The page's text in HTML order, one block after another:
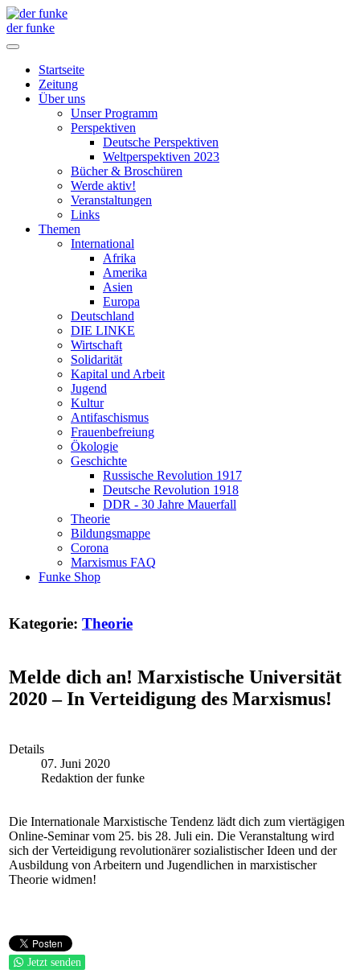
der funke
Startseite
Zeitung
Über uns
Unser Programm
Perspektiven
Deutsche Perspektiven
Weltperspektiven 2023
Bücher & Broschüren
Werde aktiv!
Veranstaltungen
Links
Themen
International
Afrika
Amerika
Asien
Europa
Deutschland
DIE LINKE
Wirtschaft
Solidarität
Kapital und Arbeit
Jugend
Kultur
Antifaschismus
Frauenbefreiung
Ökologie
Geschichte
Russische Revolution 1917
Deutsche Revolution 1918
DDR - 30 Jahre Mauerfall
Theorie
Bildungsmappe
Corona
Marxismus FAQ
Funke Shop
Kategorie: Theorie
Melde dich an! Marxistische Universität
2020 – In Verteidigung des Marxismus!
Details
07. Juni 2020
Redaktion der funke
Die Internationale Marxistische Tendenz lädt dich zum viertägigen
Online-Seminar vom 25. bis 28. Juli ein. Die Veranstaltung wird
sich der Verteidigung revolutionärer sozialistischer Ideen und der
Ausbildung von Arbeitern und Jugendlichen in marxistischer
Theorie widmen!
Jetzt senden